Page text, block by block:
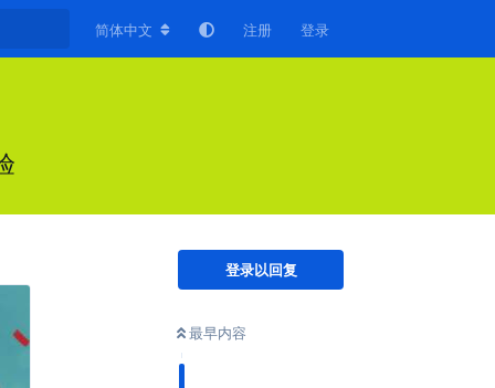
简体中文 注册 登录
登录以回复
最早内容